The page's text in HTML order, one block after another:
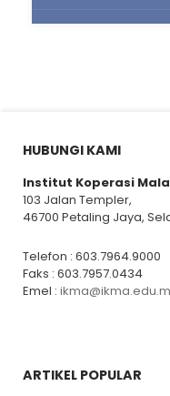
HUBUNGI KAMI
Institut Koperasi
103 Jalan Templer,
46700 Petaling Jaya,
Telefon : 603.7964.9000
Faks : 603.7957.0434
Emel :
ARTIKEL POPULAR